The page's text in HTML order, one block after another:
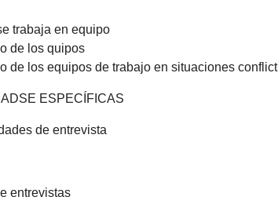
trabaja en equipo
de los quipos
de los equipos de trabajo en situaciones
ESPECÍFICAS
de entrevista
entrevistas